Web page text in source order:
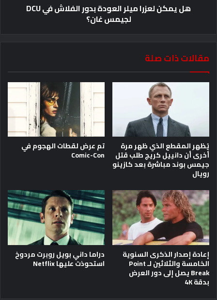
هل يمكن لعزرا ميلر العودة بدور الفلاش في DCU
لجيمس غان؟
مقالات ذات صلة
يُظهر المقطع الذي ظهر مرة
أخرى أن دانييل كريج طلب قتل
جيمس بوند مباشرة بعد كازينو
رويال
تم عرض لقطات الهجوم في
Comic-Con
إعادة إصدار الذكرى السنوية
الخامسة والثلاثين لـ Point
Break يصل إلى دور العرض
بدقة 4K
دراما داني بويل روبرت مردوخ
استحوذت عليها Netflix